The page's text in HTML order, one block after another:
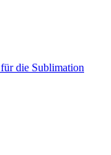
die Sublimation